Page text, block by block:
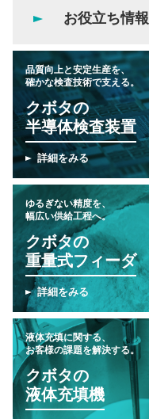
お役立ち情報
品質向上と安定生産を、
確かな検査技術で支える。
クボタの
半導体検査装置
詳細をみる
ゆるぎない精度を、
幅広い供給工程へ。
クボタの
重量式フィーダ
詳細をみる
液体充填に関する、
お客様の課題を解決する。
クボタの
液体充填機